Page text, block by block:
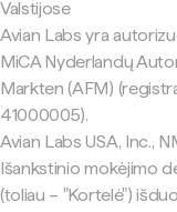
Valstijose
Avian Labs yra
MiCA Nyderlandų
Markten (AFM)
41000005).
Avian Labs USA, Inc.,
Išankstinio mokėjimo
(toliau – "Kortelė")